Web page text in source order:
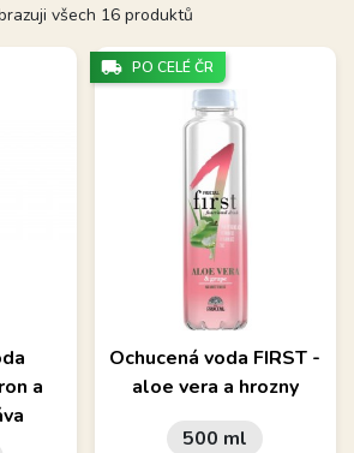
všech 16 produktů
a
Ochucená voda FIRST -
aloe vera a hrozny
500 ml
local_shipping PO CELÉ ČR